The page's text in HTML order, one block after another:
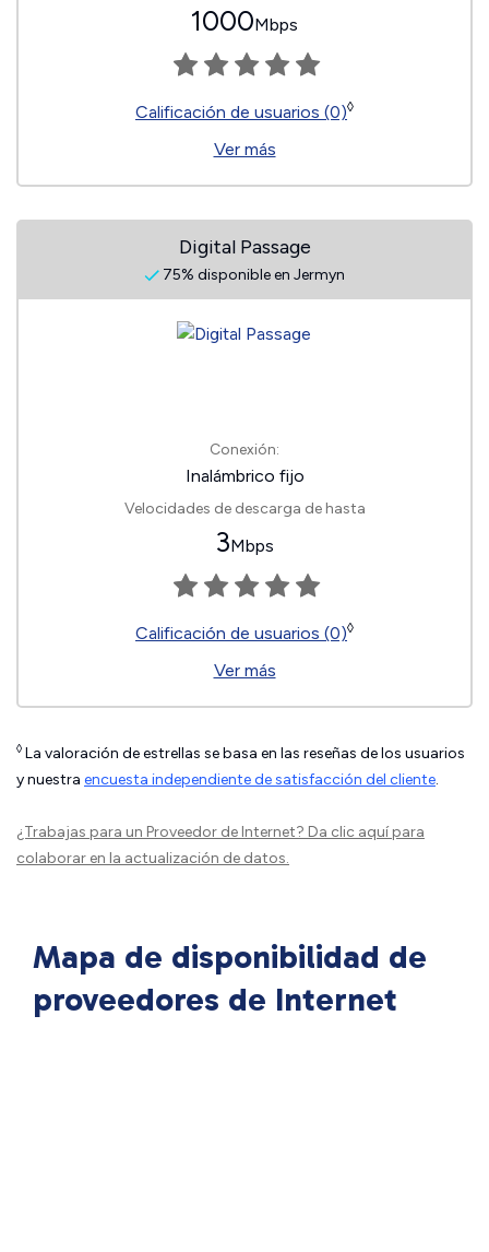
1000Mbps
Calificación de usuarios (0)◊
Ver más
Digital Passage
75% disponible en Jermyn
Conexión:
Inalámbrico fijo
Velocidades de descarga de hasta
3Mbps
Calificación de usuarios (0)◊
Ver más
◊ La valoración de estrellas se basa en las reseñas de los usuarios
y nuestra encuesta independiente de satisfacción del cliente.
¿Trabajas para un Proveedor de Internet? Da clic aquípara
colaborar en la actualización de datos.
Mapa de disponibilidad de
proveedores de Internet